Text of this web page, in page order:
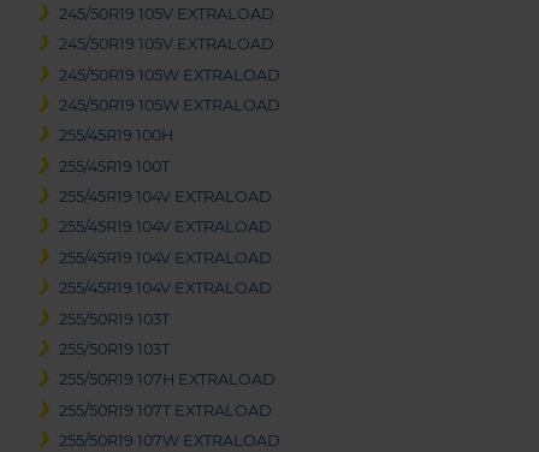
245/50R19 105V EXTRALOAD
245/50R19 105V EXTRALOAD
245/50R19 105W EXTRALOAD
245/50R19 105W EXTRALOAD
255/45R19 100H
255/45R19 100T
255/45R19 104V EXTRALOAD
255/45R19 104V EXTRALOAD
255/45R19 104V EXTRALOAD
255/45R19 104V EXTRALOAD
255/50R19 103T
255/50R19 103T
255/50R19 107H EXTRALOAD
255/50R19 107T EXTRALOAD
255/50R19 107W EXTRALOAD